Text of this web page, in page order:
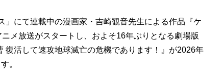
」にて連載中の漫画家・吉崎観音先生による作品『ケ
メ放送がスタートし、およそ16年ぶりとなる劇場版
活して速攻地球滅亡の危機であります！』が2026年
。